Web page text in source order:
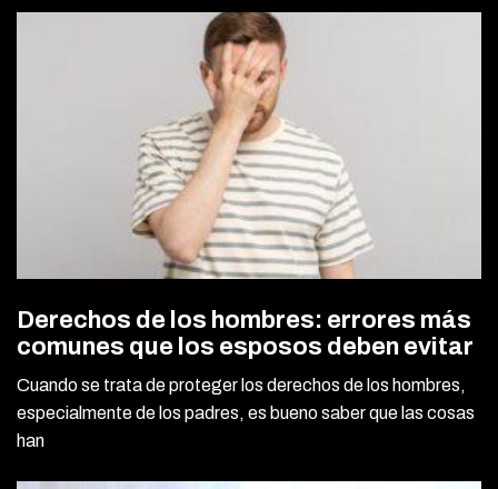
Derechos de los hombres: errores más
comunes que los esposos deben evitar
Cuando se trata de proteger los derechos de los hombres,
especialmente de los padres, es bueno saber que las cosas
han